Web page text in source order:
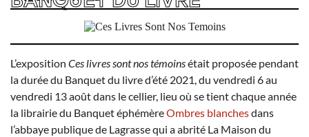
L’exposition Ces livres sont nos témoinsétait proposée pendant
la durée du Banquet du livre d’été 2021, du vendredi 6 au
vendredi 13 août dans le cellier, lieu où se tient chaque année
la librairie du Banquet éphémèreOmbres blanchesdans
l’abbaye publique de Lagrasse qui a abrité La Maison du